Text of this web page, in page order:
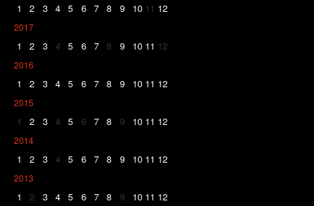
1 2 3 4 5 6 7 8 9 10 11 12
2017
1 2 3 4 5 6 7 8 9 10 11 12
2016
1 2 3 4 5 6 7 8 9 10 11 12
2015
1 2 3 4 5 6 7 8 9 10 11 12
2014
1 2 3 4 5 6 7 8 9 10 11 12
2013
1 2 3 4 5 6 7 8 9 10 11 12